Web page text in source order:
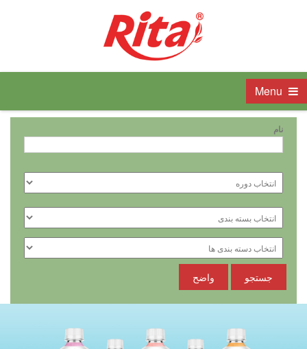
نام
جستجو واضح